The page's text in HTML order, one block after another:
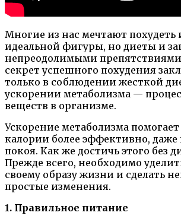
Многие из нас мечтают похудеть
идеальной фигуры, но диеты и
непреодолимыми
секрет успешного похудения
только в соблюдении жесткой
ускорении метаболизма —
веществ в организме.
Ускорение метаболизма
калории более эффективно, даже
покоя. Как же достичь этого без
Прежде всего, необходимо
своему образу жизни и сделать
простые изменения.
1. Правильное питание